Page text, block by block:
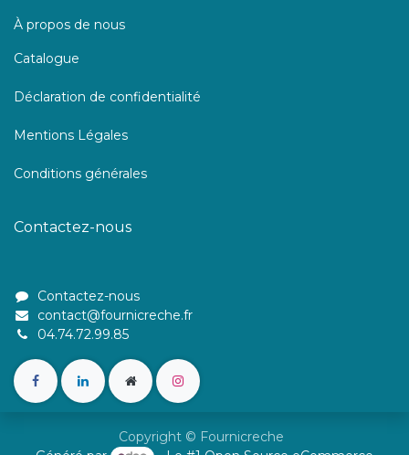
À propos de nous
Catalogue
Déclaration de confidentialité
Mentions Légales
Conditions générales
Contactez-nous
Contactez-nous
contact@fournicreche.fr
04.74.72.99.85
Copyright © Fournicreche